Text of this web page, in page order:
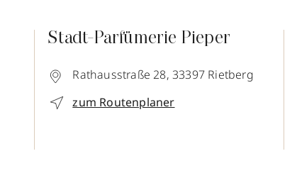
Stadt-Parfümerie Pieper
Rathausstraße 28, 33397 Rietberg
zum Routenplaner